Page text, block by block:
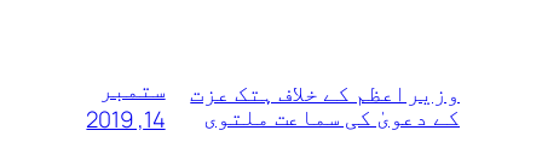
وزیراعظم کے خلاف ہتک عزت
کے دعویٰ کی سماعت ملتوی
ستمبر
14, 2019